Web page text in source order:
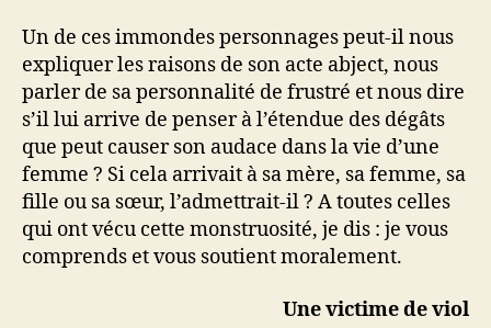
Un de ces immondes personnages peut-il nous
expliquer les raisons de son acte abject, nous
parler de sa personnalité de frustré et nous dire
s’il lui arrive de penser à l’étendue des dégâts
que peut causer son audace dans la vie d’une
femme ? Si cela arrivait à sa mère, sa femme, sa
fille ou sa sœur, l’admettrait-il ? A toutes celles
qui ont vécu cette monstruosité, je dis : je vous
comprends et vous soutient moralement.
Une victime de viol